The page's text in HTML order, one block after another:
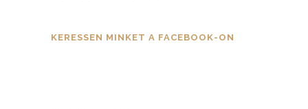
KERESSEN MINKET A FACEBOOK-ON